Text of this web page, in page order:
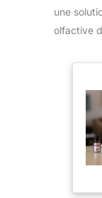
une
olfactive